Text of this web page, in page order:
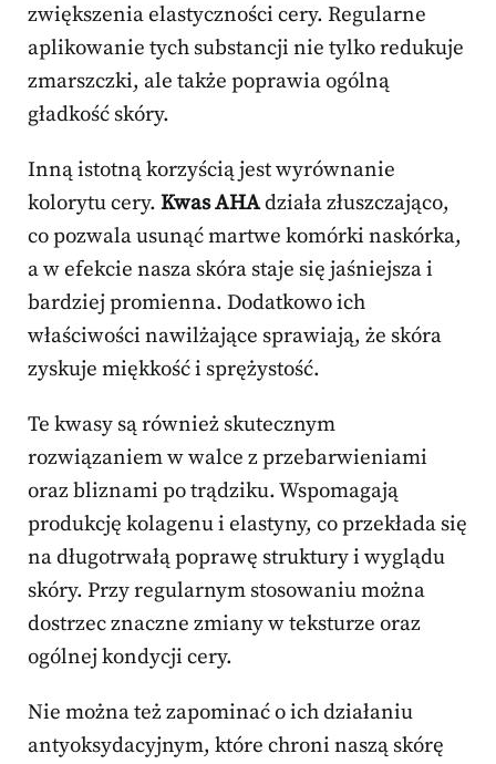
zwiększenia elastyczności cery. Regularne
aplikowanie tych substancji nie tylko redukuje
zmarszczki, ale także poprawia ogólną
gładkość skóry.
Inną istotną korzyścią jest wyrównanie
kolorytu cery. Kwas AHAdziała złuszczająco,
co pozwala usunąć martwe komórki naskórka,
a w efekcie nasza skóra staje się jaśniejsza i
bardziej promienna. Dodatkowo ich
właściwości nawilżające sprawiają, że skóra
zyskuje miękkość i sprężystość.
Te kwasy są również skutecznym
rozwiązaniem w walce z przebarwieniami
oraz bliznami po trądziku. Wspomagają
produkcję kolagenu i elastyny, co przekłada się
na długotrwałą poprawę struktury i wyglądu
skóry. Przy regularnym stosowaniu można
dostrzec znaczne zmiany w teksturze oraz
ogólnej kondycji cery.
Nie można też zapominać o ich działaniu
antyoksydacyjnym, które chroni naszą skórę